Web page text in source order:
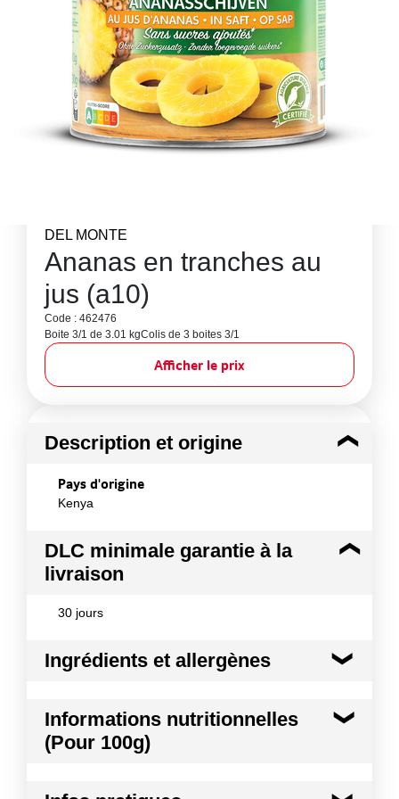
DEL MONTE
Ananas en tranches au
jus (a10)
Code : 462476
Boite 3/1 de 3.01 kgColis de 3 boites 3/1
Afficher le prix
Description et origine
Pays d'origine
Kenya
DLC minimale garantie à la
livraison
30 jours
Ingrédients et allergènes
Ananas, Jus d'ananas
Conformément aux informations transmises
Informations nutritionnelles
(Pour 100g)